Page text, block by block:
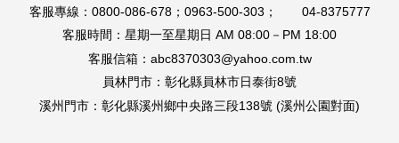
客服專線：0800-086-678；0963-500-303； 04-8375777
客服時間：星期一至星期日 AM 08:00－PM 18:00
客服信箱：abc8370303@yahoo.com.tw
員林門市：彰化縣員林市日泰街8號
溪州門市：彰化縣溪州鄉中央路三段138號 (溪州公園對面)